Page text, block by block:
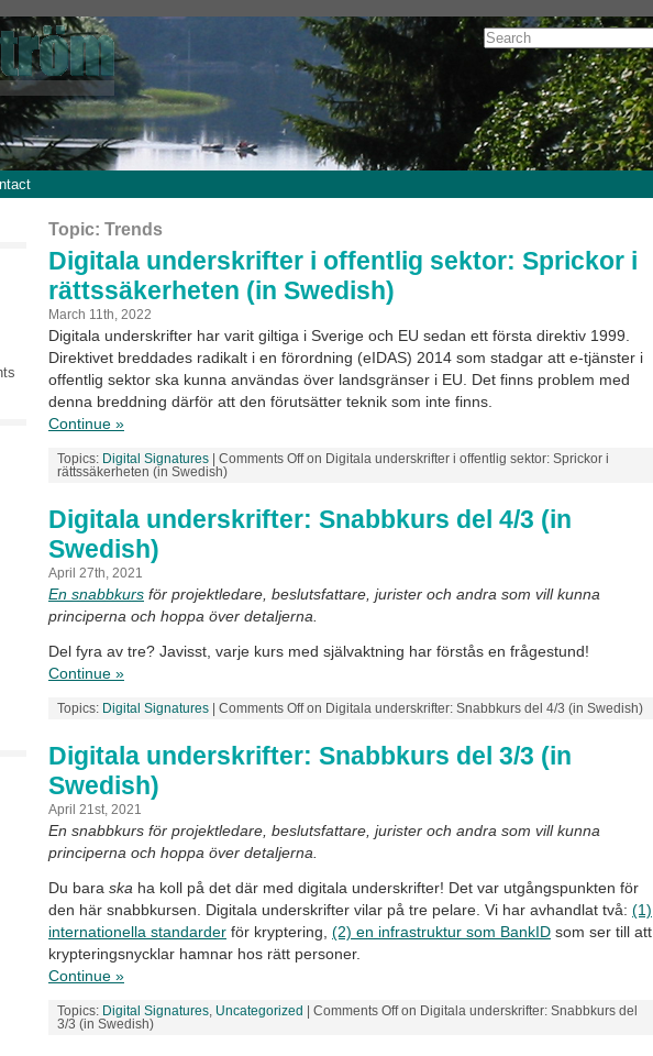
Topic: Trends
Digitala underskrifter i offentlig sektor: Sprickor i
rättssäkerheten (in Swedish)
March 11th, 2022
Digitala underskrifter har varit giltiga i Sverige och EU sedan ett första direktiv 1999.
Direktivet breddades radikalt i en förordning (eIDAS) 2014 som stadgar att e-tjänster i
offentlig sektor ska kunna användas över landsgränser i EU. Det finns problem med
denna breddning därför att den förutsätter teknik som inte finns.
Continue »
Topics: Digital Signatures Comments Offon Digitala underskrifter i offentlig sektor: Sprickor i
rättssäkerheten (in Swedish)
Digitala underskrifter: Snabbkurs del 4/3 (in
Swedish)
April 27th, 2021
En snabbkurs för projektledare, beslutsfattare, jurister och andra som vill kunna
principerna och hoppa över detaljerna.
Del fyra av tre? Javisst, varje kurs med självaktning har förstås en frågestund!
Continue »
Topics: Digital Signatures Comments Offon Digitala underskrifter: Snabbkurs del 4/3 (in Swedish)
Digitala underskrifter: Snabbkurs del 3/3 (in
Swedish)
April 21st, 2021
En snabbkurs för projektledare, beslutsfattare, jurister och andra som vill kunna
principerna och hoppa över detaljerna.
Du bara ska ha koll på det där med digitala underskrifter! Det var utgångspunkten för
den här snabbkursen. Digitala underskrifter vilar på tre pelare. Vi har avhandlat två: (1)
internationella standarder för kryptering, (2) en infrastruktur som BankID som ser till att
krypteringsnycklar hamnar hos rätt personer.
Continue »
Topics: Digital Signatures Uncategorized Comments Offon Digitala underskrifter: Snabbkurs del
3/3 (in Swedish)